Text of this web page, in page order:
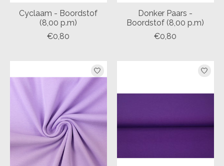
Cyclaam - Boordstof
(8,00 p.m)
€0,80
Donker Paars -
Boordstof (8,00 p.m)
€0,80